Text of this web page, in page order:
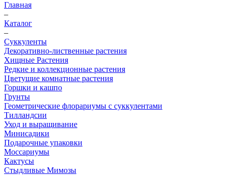
Главная
–
Каталог
–
Суккуленты
Декоративно-лиственные растения
Хищные Растения
Редкие и коллекционные растения
Цветущие комнатные растения
Горшки и кашпо
Грунты
Геометрические флорариумы с суккулентами
Тилландсии
Уход и выращивание
Минисадики
Подарочные упаковки
Моссариумы
Кактусы
Стыдливые Мимозы